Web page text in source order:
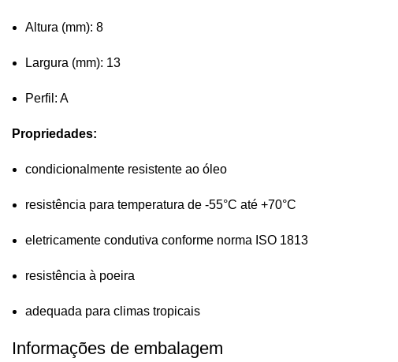
Altura (mm): 8
Largura (mm): 13
Perfil: A
Propriedades:
condicionalmente resistente ao óleo
resistência para temperatura de -55°C até +70°C
eletricamente condutiva conforme norma ISO 1813
resistência à poeira
adequada para climas tropicais
Informações de embalagem